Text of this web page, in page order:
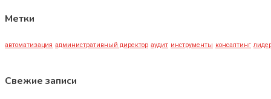
Метки
автоматизация административный директор аудит инструменты консалтинг
Свежие записи